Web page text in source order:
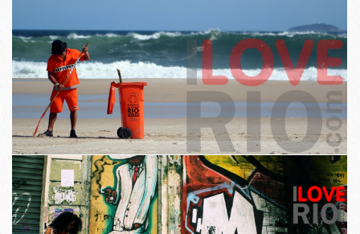
Valokuvaus filosofia Portal on syömällä ihmisten väliseen
vuorovaikutukseen ja tilojen.